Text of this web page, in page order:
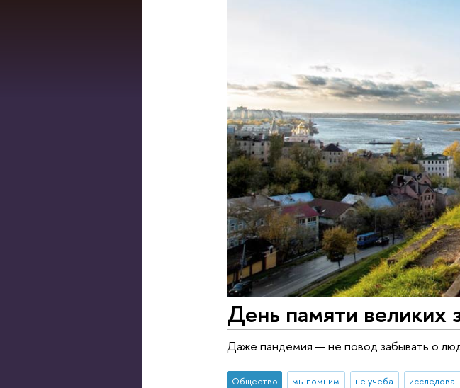
День памяти великих
Даже пандемия — не повод забывать о
Общество мы помним не учеба